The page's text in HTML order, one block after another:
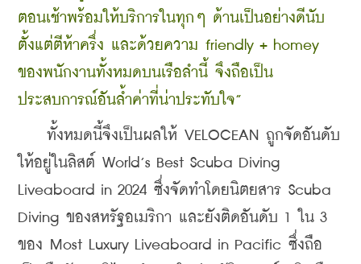
ตอนเช้าพร้อมให้บริการในทุกๆ ด้านเป็นอย่างดีนับ
ตั้งแต่ตีห้าครึ่ง และด้วยความ friendly + homey
ของพนักงานทั้งหมดบนเรือลำนี้ จึงถือเป็น
ประสบการณ์อันล้ำค่าที่น่าประทับใจ”
ทั้งหมดนี้จึงเป็นผลให้ VELOCEAN ถูกจัดอันดับ
ให้อยู่ในลิสต์ World’s Best Scuba Diving
Liveaboard in 2024 ซึ่งจัดทำโดยนิตยสาร Scuba
Diving ของสหรัฐอเมริกา และยังติดอันดับ 1 ใน 3
ของ Most Luxury Liveaboard in Pacific ซึ่งถือ